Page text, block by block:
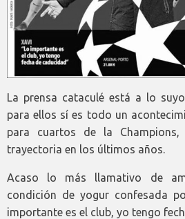
La prensa cataculé está a lo
para ellos sí es todo un
para cuartos de la
trayectoria en los últimos años.
Acaso lo más llamativo de
condición de yogur confesada
importante es el club, yo tengo